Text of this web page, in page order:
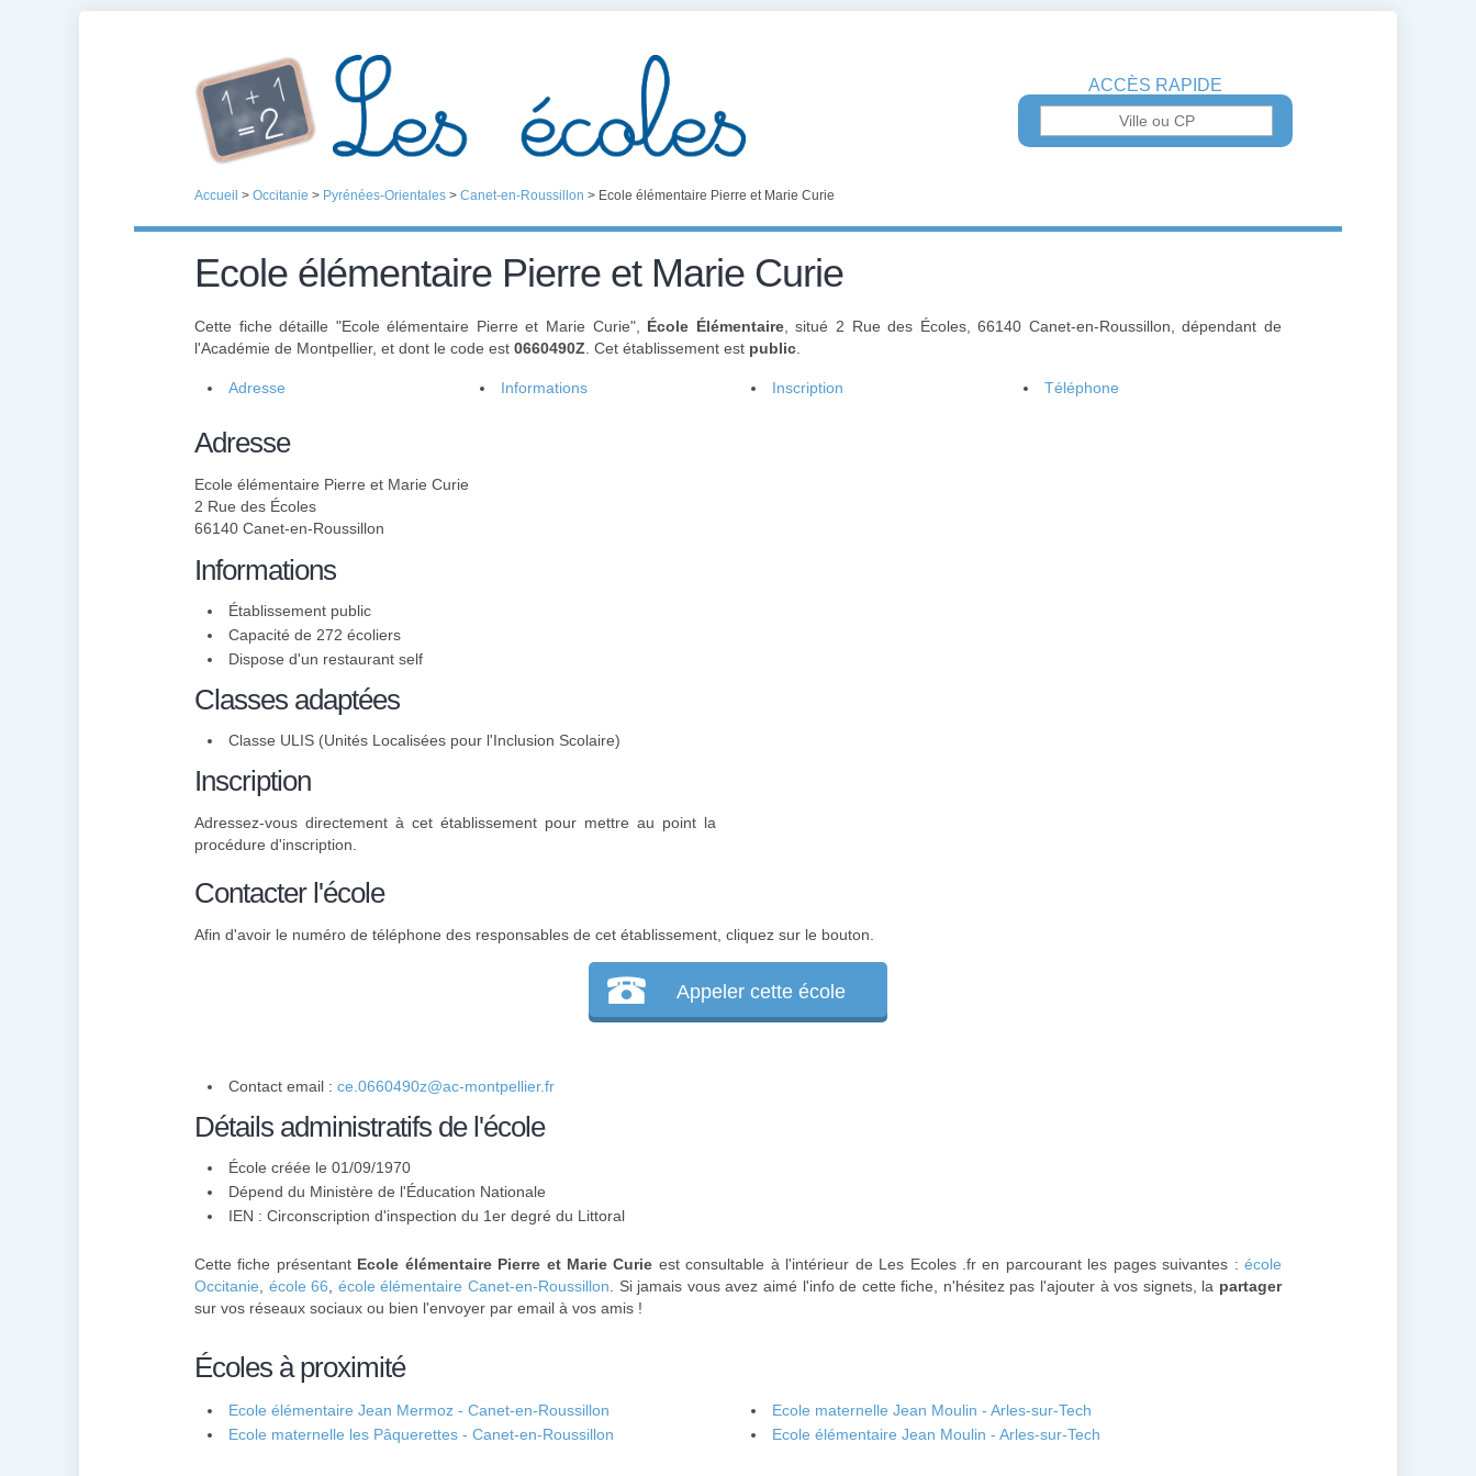
ACCÈS RAPIDE
Accueil > Occitanie > Pyrénées-Orientales > Canet-en-Roussillon > Ecole élémentaire Pierre et Marie Curie
Ecole élémentaire Pierre et Marie Curie
Cette fiche détaille "Ecole élémentaire Pierre et Marie Curie", École Élémentaire, situé 2 Rue des Écoles, 66140 Canet-en-Roussillon, dépendant de
l'Académie de Montpellier, et dont le code est 0660490Z . Cet établissement est public
Adresse Informations Inscription Téléphone
Adresse
Ecole élémentaire Pierre et Marie Curie
2 Rue des Écoles
66140 Canet-en-Roussillon
Informations
Établissement public
Capacité de 272 écoliers
Dispose d'un restaurant self
Classes adaptées
Classe ULIS (Unités Localisées pour l'Inclusion Scolaire)
Inscription
Adressez-vous directement à cet établissement pour mettre au point la
procédure d'inscription.
Contacter l'école
Afin d'avoir le numéro de téléphone des responsables de cet établissement, cliquez sur le bouton.
Appeler cette école
Contact email : ce.0660490z@ac-montpellier.fr
Détails administratifs de l'école
École créée le 01/09/1970
Dépend du Ministère de l'Éducation Nationale
IEN : Circonscription d'inspection du 1er degré du Littoral
Cette fiche présentant Ecole élémentaire Pierre et Marie Curie est consultable à l'intérieur de Les Ecoles .fr en parcourant les pages suivantes :école
Occitanie
école 66 école élémentaire Canet-en-Roussillon . Si jamais vous avez aimé l'info de cette fiche, n'hésitez pas l'ajouter à vos signets, la partager
sur vos réseaux sociaux ou bien l'envoyer par email à vos amis !
Écoles à proximité
Ecole élémentaire Jean Mermoz - Canet-en-Roussillon
Ecole maternelle Jean Moulin - Arles-sur-Tech
Ecole maternelle les Pâquerettes - Canet-en-Roussillon
Ecole élémentaire Jean Moulin - Arles-sur-Tech